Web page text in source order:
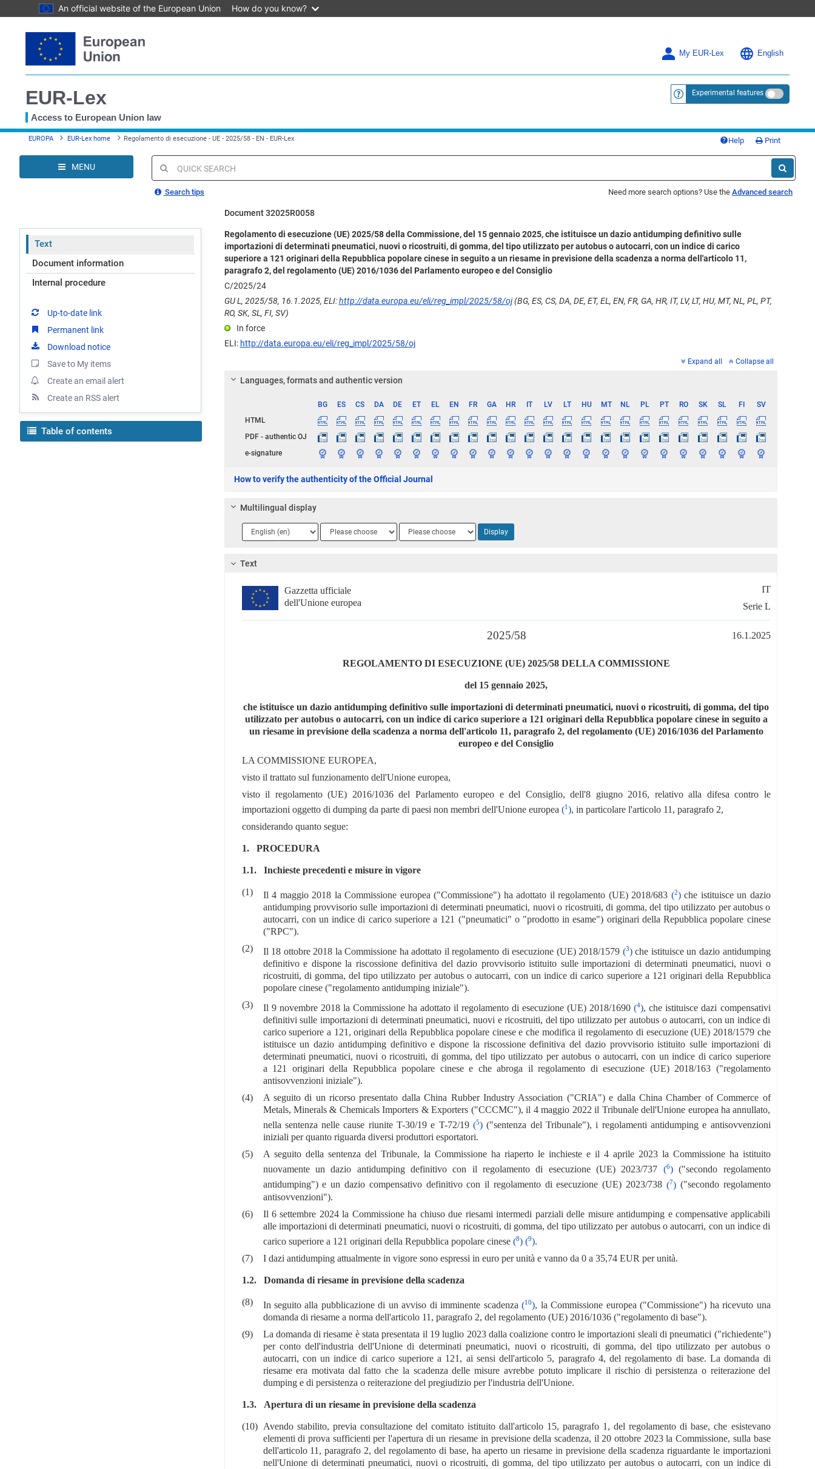
An official website of the European Union How do you know?
to
content
My EUR-Lex English
EUR-Lex
Access to European Union law
<a href="https://eur-lex.europa.eu/
Experimental features
You
here
EUROPA EUR-Lex home Regolamento di esecuzione - UE - 2025/58 - EN - EUR-Lex Help Print
MENU
Quick
search
Search tips Need more search options? Use the Advanced search
Document 32025R0058
Text
Document information
Internal procedure
Up-to-date link
Permanent link
Download notice
Save to My items
Create an email alert
Create an RSS alert
Table of contents
Regolamento di esecuzione (UE) 2025/58 della Commissione, del 15 gennaio 2025, che istituisce un dazio antidumping definitivo sulle
importazioni di determinati pneumatici, nuovi o ricostruiti, di gomma, del tipo utilizzato per autobus o autocarri, con un indice di carico
superiore a 121 originari della Repubblica popolare cinese in seguito a un riesame in previsione della scadenza a norma dell'articolo 11,
paragrafo 2, del regolamento (UE) 2016/1036 del Parlamento europeo e del Consiglio
C/2025/24
GU L, 2025/58, 16.1.2025, ELI:http://data.europa.eu/eli/reg_impl/2025/58/oj(BG, ES, CS, DA, DE, ET, EL, EN, FR, GA, HR, IT, LV, LT, HU, MT, NL, PL, PT,
RO, SK, SL, FI, SV)
In force
ELI: http://data.europa.eu/eli/reg_impl/2025/58/oj
Expand all Collapse all
Languages, formats and authentic version
BG ES CS DA DE ET EL EN FR GA HR IT LV LT HU MT NL PL PT RO SK SL FI
SV
HTML
PDF - authentic OJ
e-signature
How to verify the authenticity of the Official Journal
Multilingual display
Language
1
Language
2
Language
3
Display
Text
Gazzetta ufficiale
dell'Unione europea
IT
Serie L
2025/58 16.1.2025
REGOLAMENTO DI ESECUZIONE (UE) 2025/58 DELLA COMMISSIONE
del 15 gennaio 2025,
che istituisce un dazio antidumping definitivo sulle importazioni di determinati pneumatici, nuovi o ricostruiti, di gomma, del tipo
utilizzato per autobus o autocarri, con un indice di carico superiore a 121 originari della Repubblica popolare cinese in seguito a
un riesame in previsione della scadenza a norma dell'articolo 11, paragrafo 2, del regolamento (UE) 2016/1036 del Parlamento
europeo e del Consiglio
LA COMMISSIONE EUROPEA,
visto il trattato sul funzionamento dell'Unione europea,
visto il regolamento (UE) 2016/1036 del Parlamento europeo e del Consiglio, dell'8 giugno 2016, relativo alla difesa contro le
importazioni oggetto di dumping da parte di paesi non membri dell'Unione europea (1), in particolare l'articolo 11, paragrafo 2,
considerando quanto segue:
1. PROCEDURA
1.1. Inchieste precedenti e misure in vigore
(1) Il 4 maggio 2018 la Commissione europea ("Commissione") ha adottato il regolamento (UE) 2018/683 (2)che istituisce un dazio
antidumping provvisorio sulle importazioni di determinati pneumatici, nuovi o ricostruiti, di gomma, del tipo utilizzato per autobus o
autocarri, con un indice di carico superiore a 121 ("pneumatici" o "prodotto in esame") originari della Repubblica popolare cinese
("RPC").
(2)
Il 18 ottobre 2018 la Commissione ha adottato il regolamento di esecuzione (UE) 2018/1579 (3)che istituisce un dazio antidumping
definitivo e dispone la riscossione definitiva del dazio provvisorio istituito sulle importazioni di determinati pneumatici, nuovi o
ricostruiti, di gomma, del tipo utilizzato per autobus o autocarri, con un indice di carico superiore a 121 originari della Repubblica
popolare cinese ("regolamento antidumping iniziale").
(3)
Il 9 novembre 2018 la Commissione ha adottato il regolamento di esecuzione (UE) 2018/1690(4), che istituisce dazi compensativi
definitivi sulle importazioni di determinati pneumatici, nuovi e ricostruiti, del tipo utilizzato per autobus o autocarri, con un indice di
carico superiore a 121, originari della Repubblica popolare cinese e che modifica il regolamento di esecuzione (UE) 2018/1579 che
istituisce un dazio antidumping definitivo e dispone la riscossione definitiva del dazio provvisorio istituito sulle importazioni di
determinati pneumatici, nuovi o ricostruiti, di gomma, del tipo utilizzato per autobus o autocarri, con un indice di carico superiore
a 121 originari della Repubblica popolare cinese e che abroga il regolamento di esecuzione (UE) 2018/163 ("regolamento
antisovvenzioni iniziale").
(4)
A seguito di un ricorso presentato dalla China Rubber Industry Association ("CRIA") e dalla China Chamber of Commerce of
Metals, Minerals & Chemicals Importers & Exporters ("CCCMC"), il 4 maggio 2022 il Tribunale dell'Unione europea ha annullato,
nella sentenza nelle cause riunite T-30/19 e T-72/19 (5) ("sentenza del Tribunale"), i regolamenti antidumping e antisovvenzioni
iniziali per quanto riguarda diversi produttori esportatori.
(5)
A seguito della sentenza del Tribunale, la Commissione ha riaperto le inchieste e il 4 aprile 2023 la Commissione ha istituito
nuovamente un dazio antidumping definitivo con il regolamento di esecuzione (UE) 2023/737 (6)("secondo regolamento
antidumping") e un dazio compensativo definitivo con il regolamento di esecuzione (UE) 2023/738 (7)("secondo regolamento
antisovvenzioni").
(6)
Il 6 settembre 2024 la Commissione ha chiuso due riesami intermedi parziali delle misure antidumping e compensative applicabili
alle importazioni di determinati pneumatici, nuovi o ricostruiti, di gomma, del tipo utilizzato per autobus o autocarri, con un indice di
carico superiore a 121 originari della Repubblica popolare cinese (8) (9).
(7)
I dazi antidumping attualmente in vigore sono espressi in euro per unità e vanno da 0 a 35,74 EUR per unità.
1.2. Domanda di riesame in previsione della scadenza
(8) In seguito alla pubblicazione di un avviso di imminente scadenza(10), la Commissione europea ("Commissione") ha ricevuto una
domanda di riesame a norma dell'articolo 11, paragrafo 2, del regolamento (UE) 2016/1036 ("regolamento di base").
(9)
La domanda di riesame è stata presentata il 19 luglio 2023 dalla coalizione contro le importazioni sleali di pneumatici ("richiedente")
per conto dell'industria dell'Unione di determinati pneumatici, nuovi o ricostruiti, di gomma, del tipo utilizzato per autobus o
autocarri, con un indice di carico superiore a 121, ai sensi dell'articolo 5, paragrafo 4, del regolamento di base. La domanda di
riesame era motivata dal fatto che la scadenza delle misure avrebbe potuto implicare il rischio di persistenza o reiterazione del
dumping e di persistenza o reiterazione del pregiudizio per l'industria dell'Unione.
1.3. Apertura di un riesame in previsione della scadenza
(10)
Avendo stabilito, previa consultazione del comitato istituito dall'articolo 15, paragrafo 1, del regolamento di base, che esistevano
elementi di prova sufficienti per l'apertura di un riesame in previsione della scadenza, il 20 ottobre 2023 la Commissione, sulla base
dell'articolo 11, paragrafo 2, del regolamento di base, ha aperto un riesame in previsione della scadenza riguardante le importazioni
nell'Unione di determinati pneumatici, nuovi o ricostruiti, di gomma, del tipo utilizzato per autobus o autocarri, con un indice di